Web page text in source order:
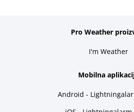
Pro Weather
I'm Weather
Mobilna
Android -